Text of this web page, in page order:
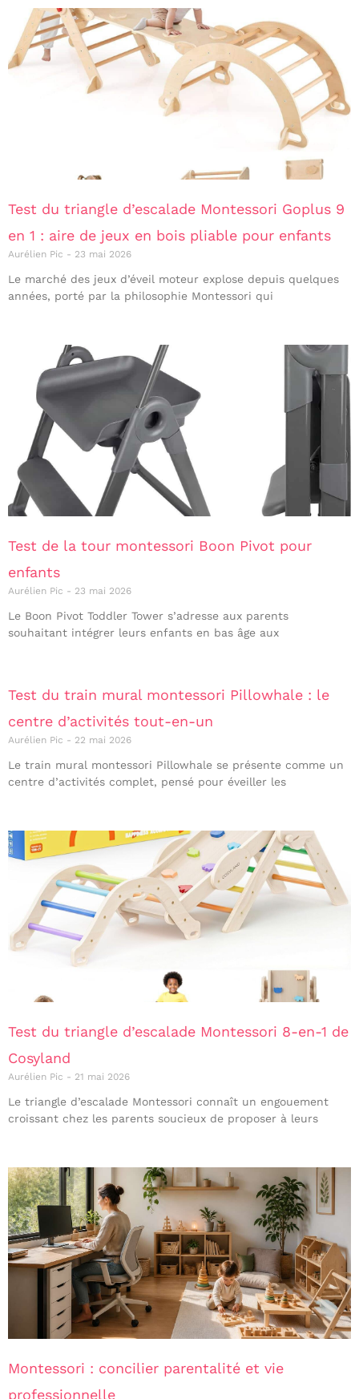
Test du triangle d’escalade Montessori Goplus 9
en 1 : aire de jeux en bois pliable pour enfants
Aurélien Pic 23 mai 2026
Le marché des jeux d’éveil moteur explose depuis quelques
années, porté par la philosophie Montessori qui
Test de la tour montessori Boon Pivot pour
enfants
Aurélien Pic 23 mai 2026
Le Boon Pivot Toddler Tower s’adresse aux parents
souhaitant intégrer leurs enfants en bas âge aux
Test du train mural montessori Pillowhale : le
centre d’activités tout-en-un
Aurélien Pic 22 mai 2026
Le train mural montessori Pillowhale se présente comme un
centre d’activités complet, pensé pour éveiller les
Test du triangle d’escalade Montessori 8-en-1 de
Cosyland
Aurélien Pic 21 mai 2026
Le triangle d’escalade Montessori connaît un engouement
croissant chez les parents soucieux de proposer à leurs
Montessori : concilier parentalité et vie
professionnelle